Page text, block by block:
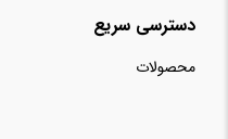
دسترسی سریع
محصولات